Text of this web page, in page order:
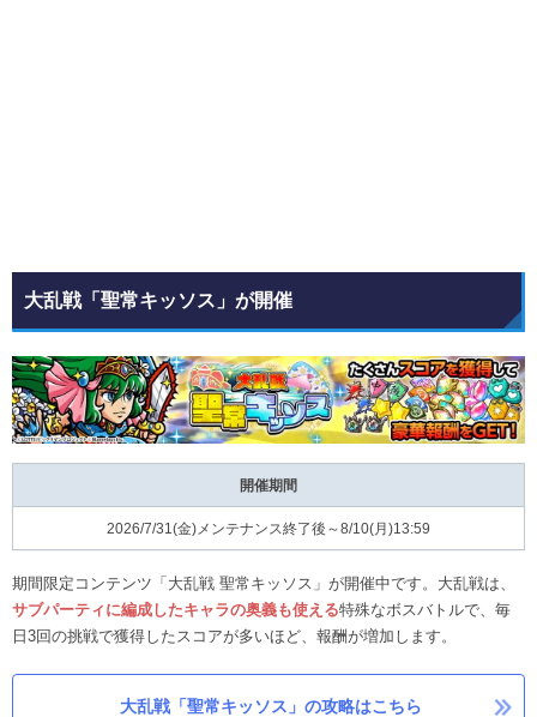
大乱戦「聖常キッソス」が開催
開催期間
2026/7/31(金)メンテナンス終了後～8/10(月)13:59
期間限定コンテンツ「大乱戦 聖常キッソス」が開催中です。大乱戦は、
サブパーティに編成したキャラの奥義も使える特殊なボスバトルで、毎
日3回の挑戦で獲得したスコアが多いほど、報酬が増加します。
大乱戦「聖常キッソス」の攻略はこちら